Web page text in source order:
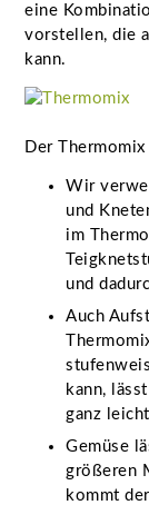
eine
vorstellen, die
kann.
Der
Wir
und
im
und
Auch
kann,
ganz
Gemüse
größeren
kommt